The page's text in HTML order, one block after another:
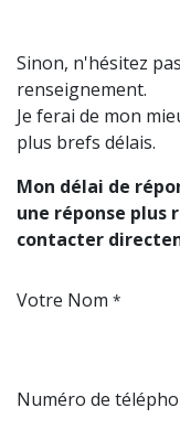
Sinon, n'hésitez
renseignement.
Je ferai de mon
plus brefs délais.
Mon délai de
une réponse plus
contacter
Votre Nom *
Numéro de